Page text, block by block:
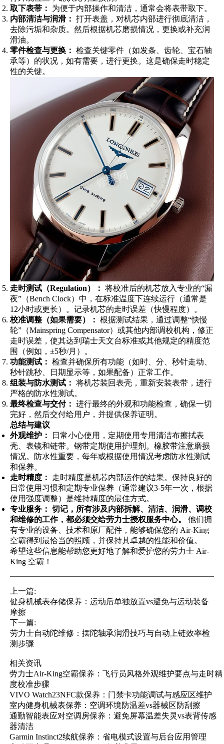
取下表带：
为便于内部操作和清洁，通常会将表带取下。
内部清洁与润滑： 打开表盖，对机芯内部进行彻底清洁，
去除污垢和杂质。然后根据机芯磨损情况，更换或补充润
滑油。
零件检查与更换： 检查关键零件（如发条、齿轮、宝石轴
承等）的状况，如有需要，进行更换。这是确保走时稳定
性的关键。
走时测试（Regulation）： 将校准后的机芯放入专业的“漏
夜”（Bench Clock）中，在标准温度下连续运行（通常是
12小时或更长）。记录机芯的走时误差（快慢程度）。
校准调整（如果需要）： 根据测试结果，通过调整“快慢
轮”（Mainspring Compensator）或其他内部调校机构，修正
走时误差，使其达到瑞士天文台标准或其他规定的精度范
围（例如，±5秒/月）。
功能测试： 检查并确保所有功能（如时、分、秒针走动、
秒针跳秒、日期显示等，如果配备）正常工作。
组装与防水测试： 将机芯装回表壳，重新安装表带，进行
严格的防水性测试。
最终检查与交付： 进行最终的外观和功能检查，确保一切
完好，然后交付给用户，并提供保养证明。
总结与建议
外观维护：
日常小心使用，定期使用专用清洁布擦拭表
壳、表镜和链带。钢带定期使用护理剂。橡胶带注意磨损
情况。防水性重要，每年或根据使用情况考虑防水性测试
和保养。
走时精度：
走时精度是机芯内部运作的结果。保持良好的
日常使用习惯和定期专业保养（通常建议3-5年一次，根据
使用强度调整）是维持精度的最佳方式。
专业服务： 切记，所有涉及内部拆解、清洁、润滑、调校
和维修的工作，都必须交给劳力士授权服务中心。
他们拥
有专业的设备、技术和原厂配件，能够确保您的 Air-King
空霸得到最恰当的照顾，并保持其卓越的性能和价值。
希望这些信息能帮助您更好地了解和爱护您的劳力士 Air-
King 空霸！
上一篇:
健身机械表存储保养：运动后单独放置vs避免与运动装备
摩擦
下一篇:
劳力士自动陀维修：摆陀轴承润滑技巧与自动上链效率检
测步骤
相关资讯
劳力士Air-King空霸保养：飞行员风格外观维护要点与走时精
度校准步骤
VIVO Watch23NFC款保养：门禁卡功能调试与感应区维护
室内健身机械表保养：空调环境防温差vs器械区防刮擦
通勤智能表应对空调房保养：避免屏幕温差失灵vs表背传感
器清洁
Garmin Instinct2续航保养：省电模式设置与后台应用管理